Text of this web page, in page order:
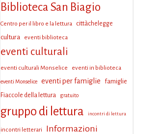
Biblioteca San Biagio
Centro per il libro e la lettura cittàchelegge
cultura eventi biblioteca
eventi culturali
eventi culturali Monselice eventi in biblioteca
eventi Monselice eventi per famiglie
famiglie
Fiaccole della lettura
gratuito
gruppo di lettura incontri di lettura
incontri letterari Informazioni